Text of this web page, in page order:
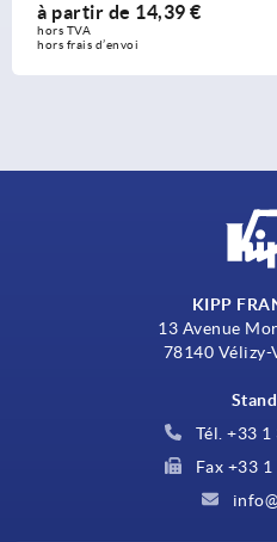
DÉTAILS
KIPP
13 Avenue
78140
Tél. +33
Fax +33